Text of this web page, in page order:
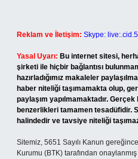
Reklam ve İletişim: Skype:
Yasal Uyarı: Bu internet sitesi,
şirketi ile hiçbir bağlantısı
hazırladığımız makaleler
haber niteliği taşımamakta olup,
paylaşım yapılmamaktadır.
benzerlikleri tamamen tesadüfidir.
halindedir ve tavsiye niteliği
Sitemiz, 5651 Sayılı Kanun
Kurumu (BTK) tarafından